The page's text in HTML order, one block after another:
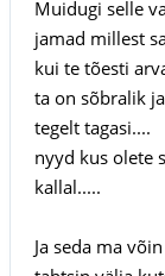
Muidugi selle
jamad millest
kui te tõesti
ta on sõbralik
tegelt tagasi....
nyyd kus olete
kallal.....
Ja seda ma